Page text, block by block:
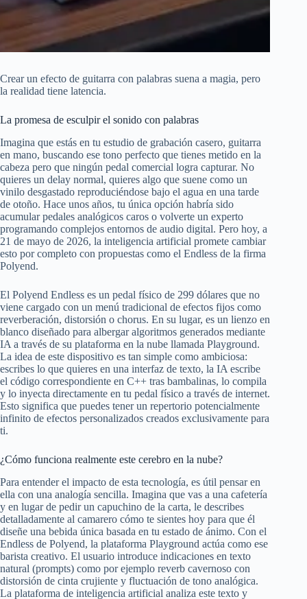
Crear un efecto de guitarra con palabras suena a magia, pero
la realidad tiene latencia.
La promesa de esculpir el sonido con palabras
Imagina que estás en tu estudio de grabación casero, guitarra
en mano, buscando ese tono perfecto que tienes metido en la
cabeza pero que ningún pedal comercial logra capturar. No
quieres un delay normal, quieres algo que suene como un
vinilo desgastado reproduciéndose bajo el agua en una tarde
de otoño. Hace unos años, tu única opción habría sido
acumular pedales analógicos caros o volverte un experto
programando complejos entornos de audio digital. Pero hoy, a
21 de mayo de 2026, la inteligencia artificial promete cambiar
esto por completo con propuestas como el Endless de la firma
Polyend.
El Polyend Endless es un pedal físico de 299 dólares que no
viene cargado con un menú tradicional de efectos fijos como
reverberación, distorsión o chorus. En su lugar, es un lienzo en
blanco diseñado para albergar algoritmos generados mediante
IA a través de su plataforma en la nube llamada Playground.
La idea de este dispositivo es tan simple como ambiciosa:
escribes lo que quieres en una interfaz de texto, la IA escribe
el código correspondiente en C++ tras bambalinas, lo compila
y lo inyecta directamente en tu pedal físico a través de internet.
Esto significa que puedes tener un repertorio potencialmente
infinito de efectos personalizados creados exclusivamente para
ti.
¿Cómo funciona realmente este cerebro en la nube?
Para entender el impacto de esta tecnología, es útil pensar en
ella con una analogía sencilla. Imagina que vas a una cafetería
y en lugar de pedir un capuchino de la carta, le describes
detalladamente al camarero cómo te sientes hoy para que él
diseñe una bebida única basada en tu estado de ánimo. Con el
Endless de Polyend, la plataforma Playground actúa como ese
barista creativo. El usuario introduce indicaciones en texto
natural (prompts) como por ejemplo reverb cavernoso con
distorsión de cinta crujiente y fluctuación de tono analógica.
La plataforma de inteligencia artificial analiza este texto y